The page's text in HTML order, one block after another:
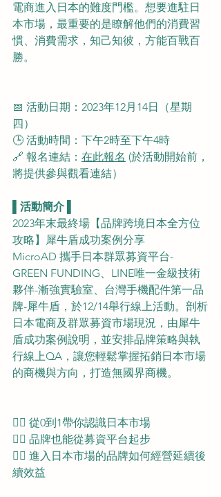
電商進入日本的難度門檻。想要進駐日
本市場，最重要的是瞭解他們的消費習
慣、消費需求，知己知彼，方能百戰百
勝。
📅 活動日期：2023年12月14日（星期
四）
🕒 活動時間：下午2時至下午4時
🔗 報名連結： 在此報名 (於活動開始前，
將提供參與觀看連結）
▌活動簡介 ▌
2023年末最終場【品牌跨境日本全方位
攻略】犀牛盾成功案例分享
MicroAD 攜手日本群眾募資平台-
GREEN FUNDING、LINE唯一金級技術
夥伴-漸強實驗室、台灣手機配件第一品
牌-犀牛盾，於12/14舉行線上活動。剖析
日本電商及群眾募資市場現況，由犀牛
盾成功案例說明，並安排品牌策略​​與執
行線上QA，讓您輕鬆掌握拓銷日本市場
的商機與方向，打造無國界商機。
👉🏻 從0到1帶你認識日本市場
👉🏻 品牌也能從募資平台起步
👉🏻 進入日本市場的品牌如何經營延續後
續效益